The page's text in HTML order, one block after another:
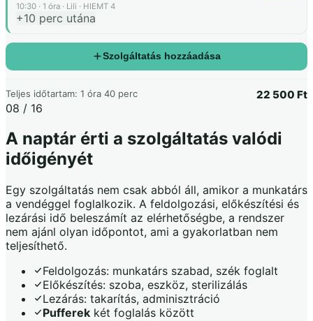
10:30 · 1 óra · Lili · HIEMT 4
+10 perc utána
Szolgáltatás hozzáadása
Teljes időtartam: 1 óra 40 perc 22 500 Ft
08 / 16
A naptár érti a szolgáltatás valódi
időigényét
Egy szolgáltatás nem csak abból áll, amikor a munkatárs
a vendéggel foglalkozik. A feldolgozási, előkészítési és
lezárási idő beleszámít az elérhetőségbe, a rendszer
nem ajánl olyan időpontot, ami a gyakorlatban nem
teljesíthető.
Feldolgozás: munkatárs szabad, szék foglalt
Előkészítés: szoba, eszköz, sterilizálás
Lezárás: takarítás, adminisztráció
Pufferek két foglalás között